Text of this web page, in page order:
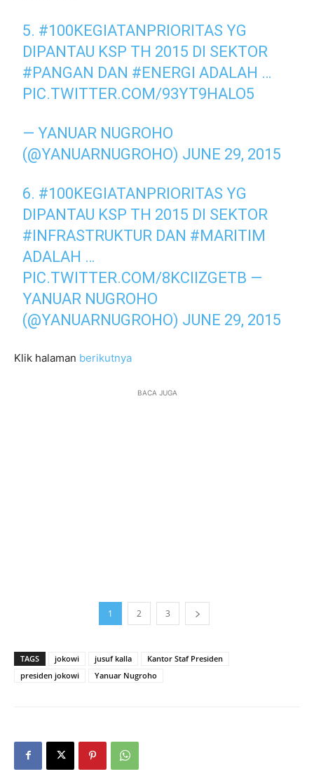
5. #100KEGIATANPRIORITAS YG
DIPANTAU KSP TH 2015 DI SEKTOR
#PANGAN DAN #ENERGI ADALAH …
PIC.TWITTER.COM/93YT9HALO5
— YANUAR NUGROHO
(@YANUARNUGROHO) JUNE 29, 2015
6. #100KEGIATANPRIORITAS YG
DIPANTAU KSP TH 2015 DI SEKTOR
#INFRASTRUKTUR DAN #MARITIM
ADALAH …
PIC.TWITTER.COM/8KCIIZGETB —
YANUAR NUGROHO
(@YANUARNUGROHO) JUNE 29, 2015
Klik halaman berikutnya
BACA JUGA
1 2 3
TAGS jokowi jusuf kalla
Kantor Staf Presiden
presiden jokowi
Yanuar Nugroho